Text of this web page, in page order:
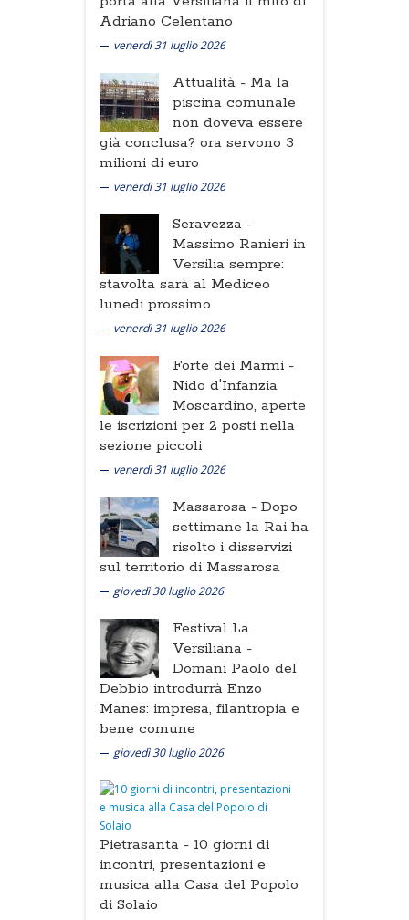
Adriano Celentano
venerdì 31 luglio 2026
Attualità - Ma la
piscina comunale
non doveva essere
già conclusa? ora servono 3
milioni di euro
venerdì 31 luglio 2026
Seravezza -
Massimo Ranieri in
Versilia sempre:
stavolta sarà al Mediceo
lunedi prossimo
venerdì 31 luglio 2026
Forte dei Marmi -
Nido d'Infanzia
Moscardino, aperte
le iscrizioni per 2 posti nella
sezione piccoli
venerdì 31 luglio 2026
Massarosa - Dopo
settimane la Rai ha
risolto i disservizi
sul territorio di Massarosa
giovedì 30 luglio 2026
Festival La
Versiliana -
Domani Paolo del
Debbio introdurrà Enzo
Manes: impresa, filantropia e
bene comune
giovedì 30 luglio 2026
Pietrasanta - 10 giorni di
incontri, presentazioni e
musica alla Casa del Popolo
di Solaio